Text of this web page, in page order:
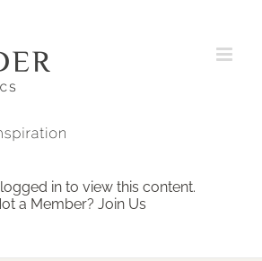
in to view this content.
a Member? Join Us